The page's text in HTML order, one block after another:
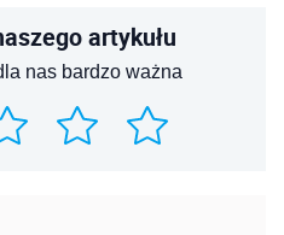
artykułu
nas bardzo ważna